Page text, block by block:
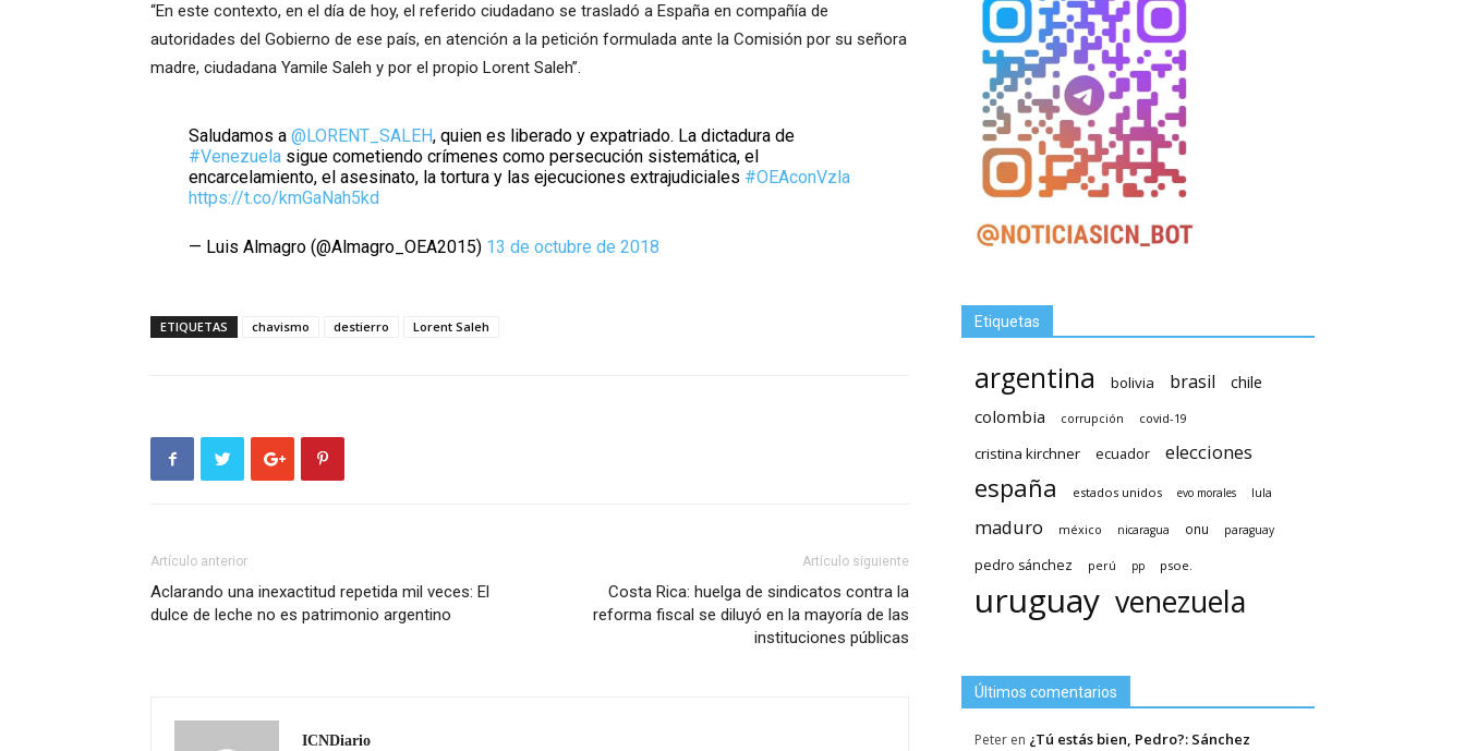
“En este contexto, en el día de hoy, el referido ciudadano se trasladó a España en compañía de
autoridades del Gobierno de ese país, en atención a la petición formulada ante la Comisión por su señora
madre, ciudadana Yamile Saleh y por el propio Lorent Saleh”.
Saludamos a @LORENT_SALEH, quien es liberado y expatriado. La dictadura de
#Venezuelasigue cometiendo crímenes como persecución sistemática, el
encarcelamiento, el asesinato, la tortura y las ejecuciones extrajudiciales #OEAconVzla
https://t.co/kmGaNah5kd
— Luis Almagro (@Almagro_OEA2015) 13 de octubre de 2018
ETIQUETAS chavismo destierro Lorent Saleh
Artículo anterior
Aclarando una inexactitud repetida mil veces: El
dulce de leche no es patrimonio argentino
Artículo siguiente
Costa Rica: huelga de sindicatos contra la
reforma fiscal se diluyó en la mayoría de las
instituciones públicas
ICNDiario
Etiquetas
argentina bolivia brasil
chile
colombia
corrupción covid-19
cristina kirchner ecuador elecciones
españa estados unidos evo morales lula
maduro méxico nicaragua onu paraguay
pedro sánchez perú pp psoe.
uruguay venezuela
Últimos comentarios
Peter en ¿Tú estás bien, Pedro?: Sánchez